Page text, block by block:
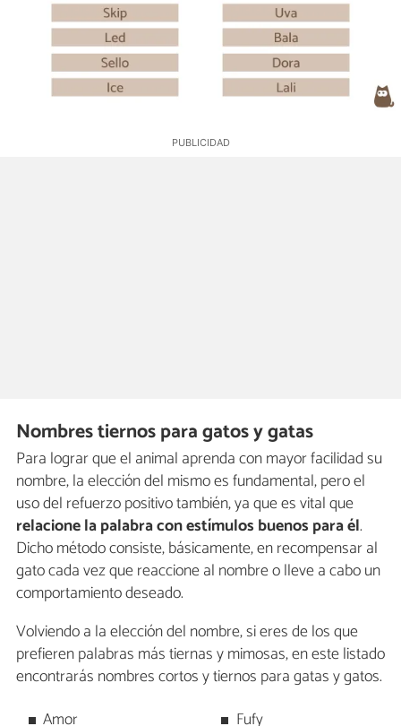
Nombres tiernos para gatos y gatas
Para lograr que el animal aprenda con mayor facilidad su
nombre, la elección del mismo es fundamental, pero el
uso del refuerzo positivo también, ya que es vital que
relacione la palabra con estímulos buenos para él.
Dicho método consiste, básicamente, en recompensar al
gato cada vez que reaccione al nombre o lleve a cabo un
comportamiento deseado.
Volviendo a la elección del nombre, si eres de los que
prefieren palabras más tiernas y mimosas, en este listado
encontrarás nombres cortos y tiernos para gatas y gatos.
Amor
Fufy